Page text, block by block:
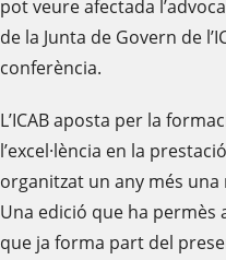
pot veure afectada
de la Junta de Govern de
conferència.
L’ICAB aposta per la
l’excel·lència en la
organitzat un any més una
Una edició que ha permès
que ja forma part del